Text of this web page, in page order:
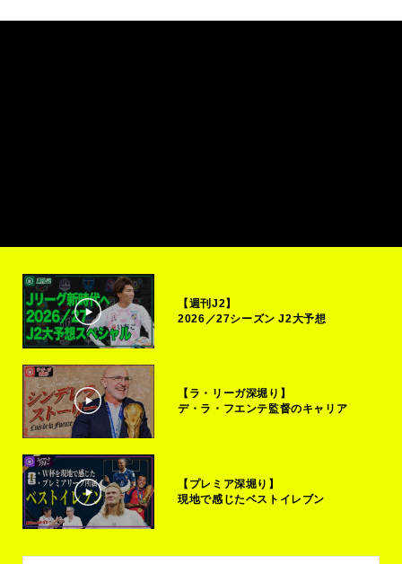
【週刊J2】
2026／27シーズン J2大予想
【ラ・リーガ深堀り】
デ・ラ・フエンテ監督のキャリア
【プレミア深堀り】
現地で感じたベストイレブン